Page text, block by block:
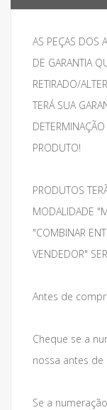
AS PEÇAS DOS
DE GARANTIA
RETIRADO/
TERÁ SUA
PRODUTO!
PRODUTOS
MODALIDADE
"COMBINAR
VENDEDOR"
Antes de
Cheque se a
nossa antes de
Se a